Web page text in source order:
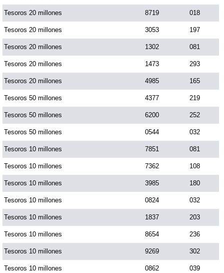
Tesoros 20 millones 8719 018
Tesoros 20 millones 3053 197
Tesoros 20 millones 1302 081
Tesoros 20 millones 1473 293
Tesoros 20 millones 4985 165
Tesoros 50 millones 4377 219
Tesoros 50 millones 6200 252
Tesoros 50 millones 0544 032
Tesoros 10 millones 7851 081
Tesoros 10 millones 7362 108
Tesoros 10 millones 3985 180
Tesoros 10 millones 0824 032
Tesoros 10 millones 1837 203
Tesoros 10 millones 8654 236
Tesoros 10 millones 9269 302
Tesoros 10 millones 0862 039